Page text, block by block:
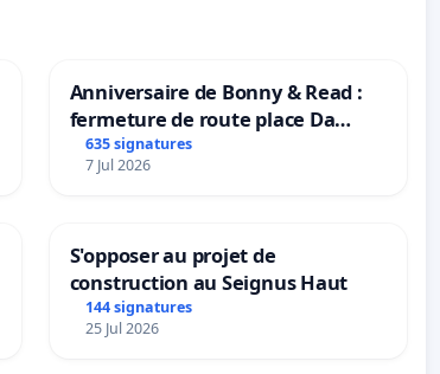
Anniversaire de Bonny & Read :
fermeture de route place Da
Maya M
635 signatures
7 Jul 2026
S'opposer au projet de
construction au Seignus Haut
144 signatures
25 Jul 2026